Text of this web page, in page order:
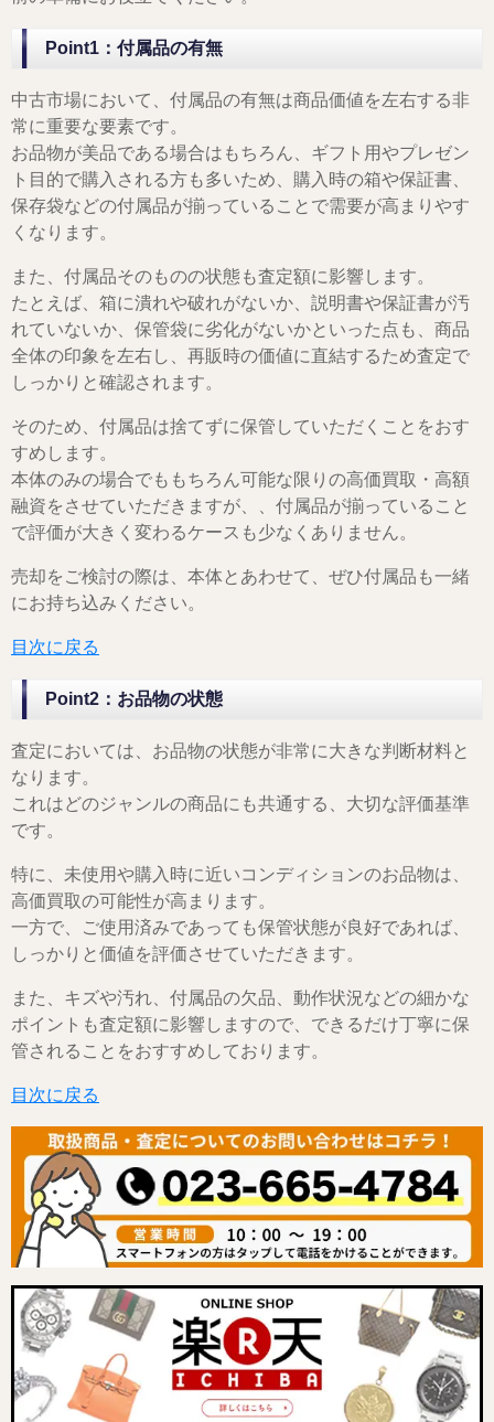
Point1：付属品の有無
中古市場において、付属品の有無は商品価値を左右する非
常に重要な要素です。
お品物が美品である場合はもちろん、ギフト用やプレゼン
ト目的で購入される方も多いため、購入時の箱や保証書、
保存袋などの付属品が揃っていることで需要が高まりやす
くなります。
また、付属品そのものの状態も査定額に影響します。
たとえば、箱に潰れや破れがないか、説明書や保証書が汚
れていないか、保管袋に劣化がないかといった点も、商品
全体の印象を左右し、再販時の価値に直結するため査定で
しっかりと確認されます。
そのため、付属品は捨てずに保管していただくことをおす
すめします。
本体のみの場合でももちろん可能な限りの高価買取・高額
融資をさせていただきますが、、付属品が揃っていること
で評価が大きく変わるケースも少なくありません。
売却をご検討の際は、本体とあわせて、ぜひ付属品も一緒
にお持ち込みください。
目次に戻る
Point2：お品物の状態
査定においては、お品物の状態が非常に大きな判断材料と
なります。
これはどのジャンルの商品にも共通する、大切な評価基準
です。
特に、未使用や購入時に近いコンディションのお品物は、
高価買取の可能性が高まります。
一方で、ご使用済みであっても保管状態が良好であれば、
しっかりと価値を評価させていただきます。
また、キズや汚れ、付属品の欠品、動作状況などの細かな
ポイントも査定額に影響しますので、できるだけ丁寧に保
管されることをおすすめしております。
目次に戻る